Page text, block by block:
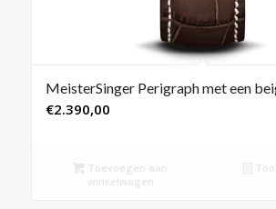
MeisterSinger Perigraph met een
€2.390,00
Toevoegen aan
winkelwagen